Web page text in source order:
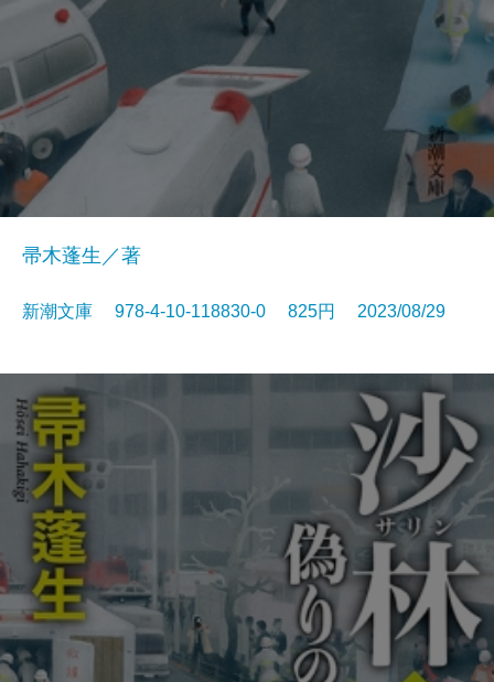
帚木蓬生／著
新潮文庫 978-4-10-118830-0 825円 2023/08/29